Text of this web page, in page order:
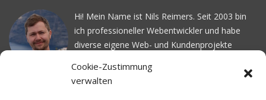
Cookie-Zustimmung
verwalten
Hi! Mein Name ist Nils Reimers. Seit 2003 bin
ich professioneller Webentwickler und habe
diverse eigene Web- und Kundenprojekte
schwierig ist gutes Webhosting zu finden: Bei
vielen Anbietern ärgert man sich über